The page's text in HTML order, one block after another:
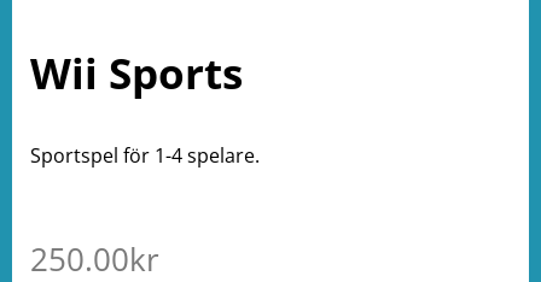
Wii Sports
Sportspel för 1-4 spelare.
250.00kr